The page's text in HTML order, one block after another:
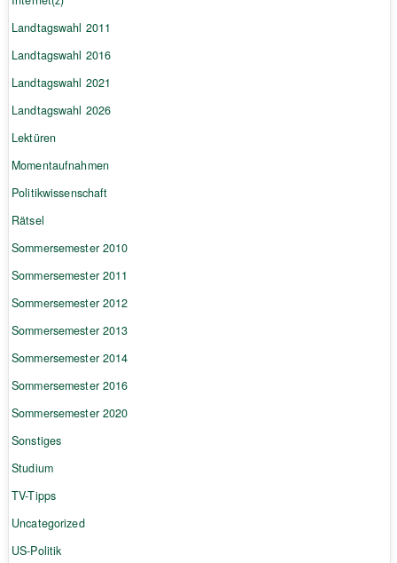
Landtagswahl 2011
Landtagswahl 2016
Landtagswahl 2021
Landtagswahl 2026
Lektüren
Momentaufnahmen
Politikwissenschaft
Rätsel
Sommersemester 2010
Sommersemester 2011
Sommersemester 2012
Sommersemester 2013
Sommersemester 2014
Sommersemester 2016
Sommersemester 2020
Sonstiges
Studium
TV-Tipps
Uncategorized
US-Politik